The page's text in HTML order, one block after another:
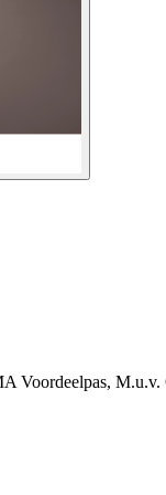
Voordeelpas,